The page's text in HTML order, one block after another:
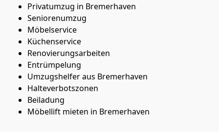
Privatumzug in Bremer­haven
Seniorenumzug
Möbelservice
Küchenservice
Renovierungsarbeiten
Entrümpelung
Umzugshelfer aus Bremer­haven
Halteverbotszonen
Beiladung
Möbellift mieten in Bremer­haven